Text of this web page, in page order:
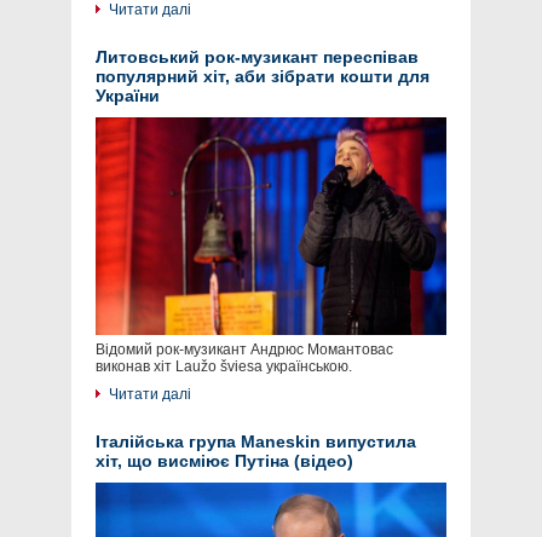
Читати далі
Литовський рок-музикант переспівав
популярний хіт, аби зібрати кошти для
України
Відомий рок-музикант Андрюс Момантовас
виконав хіт Laužo šviesa українською.
Читати далі
Італійська група Maneskin випустила
хіт, що висміює Путіна (відео)